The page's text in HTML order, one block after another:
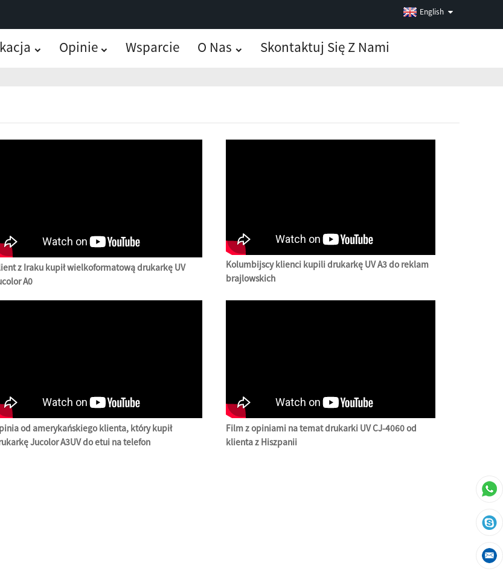
English
Opinie Wsparcie O Nas Skontaktuj Się Z Nami
z Iraku kupił wielkoformatową drukarkę UV
A0
Kolumbijscy klienci kupili drukarkę UV A3 do reklam
brajlowskich
od amerykańskiego klienta, który kupił
Jucolor A3UV do etui na telefon
Film z opiniami na temat drukarki UV CJ-4060 od
klienta z Hiszpanii